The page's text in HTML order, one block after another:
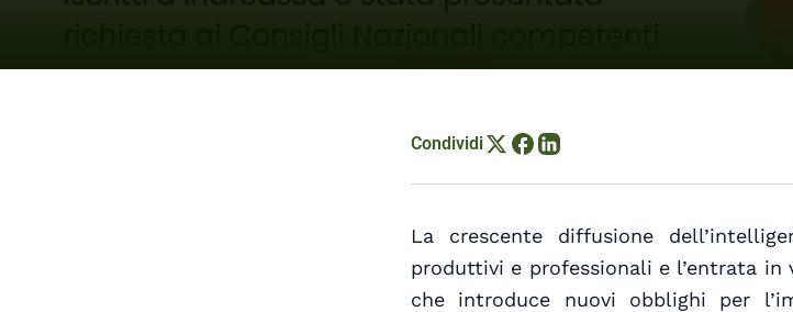
Condividi
Condividi su X
Condividi su Facebook
Condividi su LinkedIn
La crescente diffusione
produttivi e professionali e l’entrata in
che introduce nuovi obblighi per